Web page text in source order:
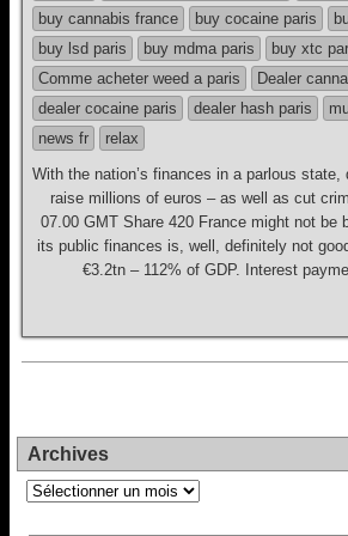
buy cannabis france
buy cocaine paris
buy lsd paris
buy mdma paris
buy xtc
Comme acheter weed a paris
Dealer
dealer cocaine paris
dealer hash paris
news fr
relax
With the nation’s finances in a parlous state,
raise millions of euros – as well as cut
07.00 GMT Share 420 France might not be
its public finances is, well, definitely not
€3.2tn – 112% of GDP. Interest
Archives
Archives